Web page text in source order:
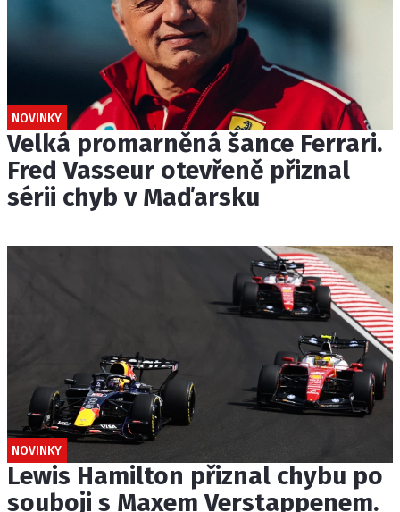
NOVINKY
Velká promarněná šance Ferrari.
Fred Vasseur otevřeně přiznal
sérii chyb v Maďarsku
NOVINKY
Lewis Hamilton přiznal chybu po
souboji s Maxem Verstappenem.